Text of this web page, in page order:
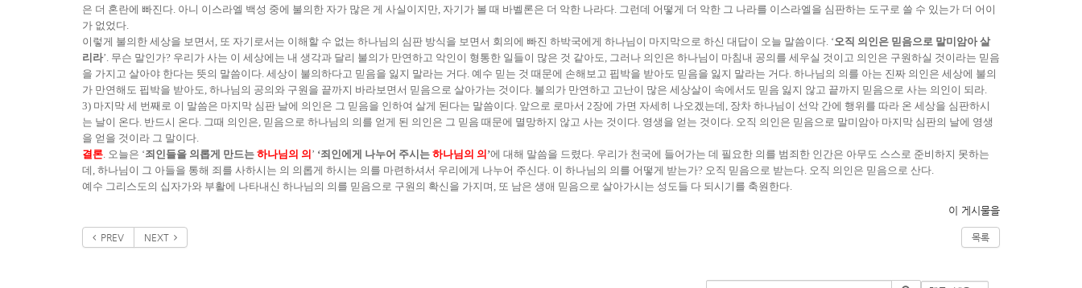
은 더 혼란에 빠진다. 아니 이스라엘 백성 중에 불의한 자가 많은 게 사실이지만, 자기가 볼 때 바벨론은 더 악한 나라다. 그런데 어떻게 더 악한 그 나라를 이스라엘을 심판하는 도구로 쓸 수 있는가 더 어이
가 없었다.
이렇게 불의한 세상을 보면서, 또 자기로서는 이해할 수 없는 하나님의 심판 방식을 보면서 회의에 빠진 하박국에게 하나님이 마지막으로 하신 대답이 오늘 말씀이다. ‘오직 의인은 믿음으로 말미암아 살
리라’. 무슨 말인가? 우리가 사는 이 세상에는 내 생각과 달리 불의가 만연하고 악인이 형통한 일들이 많은 것 같아도, 그러나 의인은 하나님이 마침내 공의를 세우실 것이고 의인은 구원하실 것이라는 믿음
을 가지고 살아야 한다는 뜻의 말씀이다. 세상이 불의하다고 믿음을 잃지 말라는 거다. 예수 믿는 것 때문에 손해보고 핍박을 받아도 믿음을 잃지 말라는 거다. 하나님의 의를 아는 진짜 의인은 세상에 불의
가 만연해도 핍박을 받아도, 하나님의 공의와 구원을 끝까지 바라보면서 믿음으로 살아가는 것이다. 불의가 만연하고 고난이 많은 세상살이 속에서도 믿음 잃지 않고 끝까지 믿음으로 사는 의인이 되라.
3) 마지막 세 번째로 이 말씀은 마지막 심판 날에 의인은 그 믿음을 인하여 살게 된다는 말씀이다. 앞으로 로마서 2장에 가면 자세히 나오겠는데, 장차 하나님이 선악 간에 행위를 따라 온 세상을 심판하시
는 날이 온다. 반드시 온다. 그때 의인은, 믿음으로 하나님의 의를 얻게 된 의인은 그 믿음 때문에 멸망하지 않고 사는 것이다. 영생을 얻는 것이다. 오직 의인은 믿음으로 말미암아 마지막 심판의 날에 영생
을 얻을 것이라 그 말이다.
결론. 오늘은 ‘죄인들을 의롭게 만드는 하나님의 의 ’ ‘죄인에게 나누어 주시는 하나님의 의 ’에 대해 말씀을 드렸다. 우리가 천국에 들어가는 데 필요한 의를 범죄한 인간은 아무도 스스로 준비하지 못하는
데, 하나님이 그 아들을 통해 죄를 사하시는 의 의롭게 하시는 의를 마련하셔서 우리에게 나누어 주신다. 이 하나님의 의를 어떻게 받는가? 오직 믿음으로 받는다. 오직 의인은 믿음으로 산다.
예수 그리스도의 십자가와 부활에 나타내신 하나님의 의를 믿음으로 구원의 확신을 가지며, 또 남은 생애 믿음으로 살아가시는 성도들 다 되시기를 축원한다.
이 게시물을
PREV NEXT 목록